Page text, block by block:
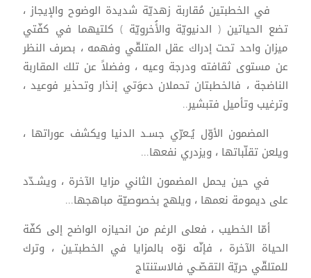
في الخطبتين مُقاربة زهديّة شديدة الوضوح والإيجاز ،
تضع الحياتين ( الدنيويّة والأُخرويّة ) كلتيهما في كفّتي
ميزان واحد تحت إدراك عقل المتلقّي وفهمه ، بصرف النظر
عن مستوى ثقافته ودرجة وعيه ، وفضلاً عن تلك المقاربة
الناضجة ، فالخطبتان تحملان دعوَتي إنذار وتحذير فوعيد ،
وترغيب وتأميل فتبشير..
المضمون الأوّل يُـعرّي جسـد الدنيا ويكشف عوراتها ،
ويلعن تقلّباتها ، ويزدري نفعها...
في حين يحمل المضمون الثاني مزايا الآخرة ، ويشـدّد
على ديمومة نعمها ، ويلهج بخصوصيّة مباهجها...
أمّا الخطيب ، فعلى الرغم من انحيازه الواضح إلى كفّة
الحياة الآخرة ، فإنّه نوّه بالمزايا في الخطبتـين ، وترك
للمتلقّي حريّة التقصّـي فالاستنتاج